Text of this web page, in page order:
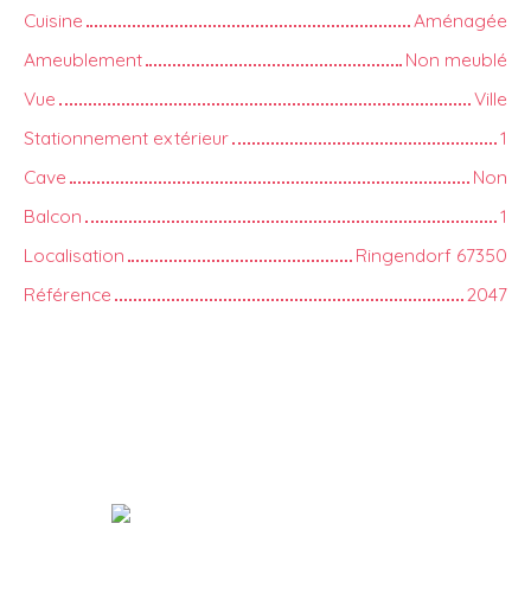
Cuisine
Aménagée
Ameublement
Non meublé
Vue
Ville
Stationnement extérieur
1
Cave
Non
Balcon
1
Localisation
Ringendorf 67350
Référence
2047